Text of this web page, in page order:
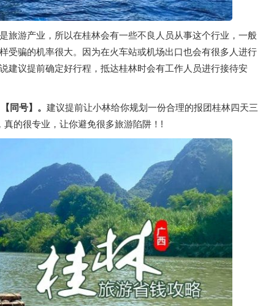
旅游产业，所以在桂林会有一些不良人员从事这个行业，一般
受骗的机率很大。因为在火车站或机场出口也会有很多人进行
建议提前确定好行程，抵达桂林时会有工作人员进行接待安
【同号】 。 建议提前让小林给你规划一份合理的报团桂林四天三
的很专业，让你避免很多旅游陷阱！!